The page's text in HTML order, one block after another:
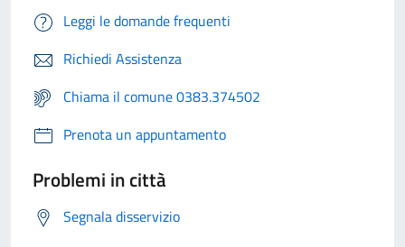
Leggi le domande frequenti
Richiedi Assistenza
Chiama il comune 0383.374502
Prenota un appuntamento
Problemi in città
Segnala disservizio